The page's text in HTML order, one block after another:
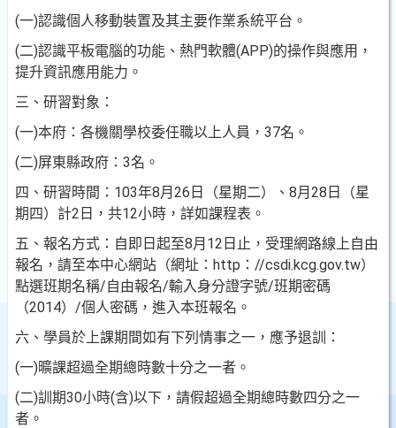
(一)認識個人移動裝置及其主要作業系統平台。
(二)認識平板電腦的功能、熱門軟體(APP)的操作與應用，
提升資訊應用能力。
三、研習對象：
(一)本府：各機關學校委任職以上人員，37名。
(二)屏東縣政府：3名。
四、研習時間：103年8月26日（星期二）、8月28日（星
期四）計2日，共12小時，詳如課程表。
五、報名方式：自即日起至8月12日止，受理網路線上自由
報名，請至本中心網站（網址：http：//csdi.kcg.gov.tw）
點選班期名稱/自由報名/輸入身分證字號/班期密碼
（2014）/個人密碼，進入本班報名。
六、學員於上課期間如有下列情事之一，應予退訓：
(一)曠課超過全期總時數十分之一者。
(二)訓期30小時(含)以下，請假超過全期總時數四分之一
者。